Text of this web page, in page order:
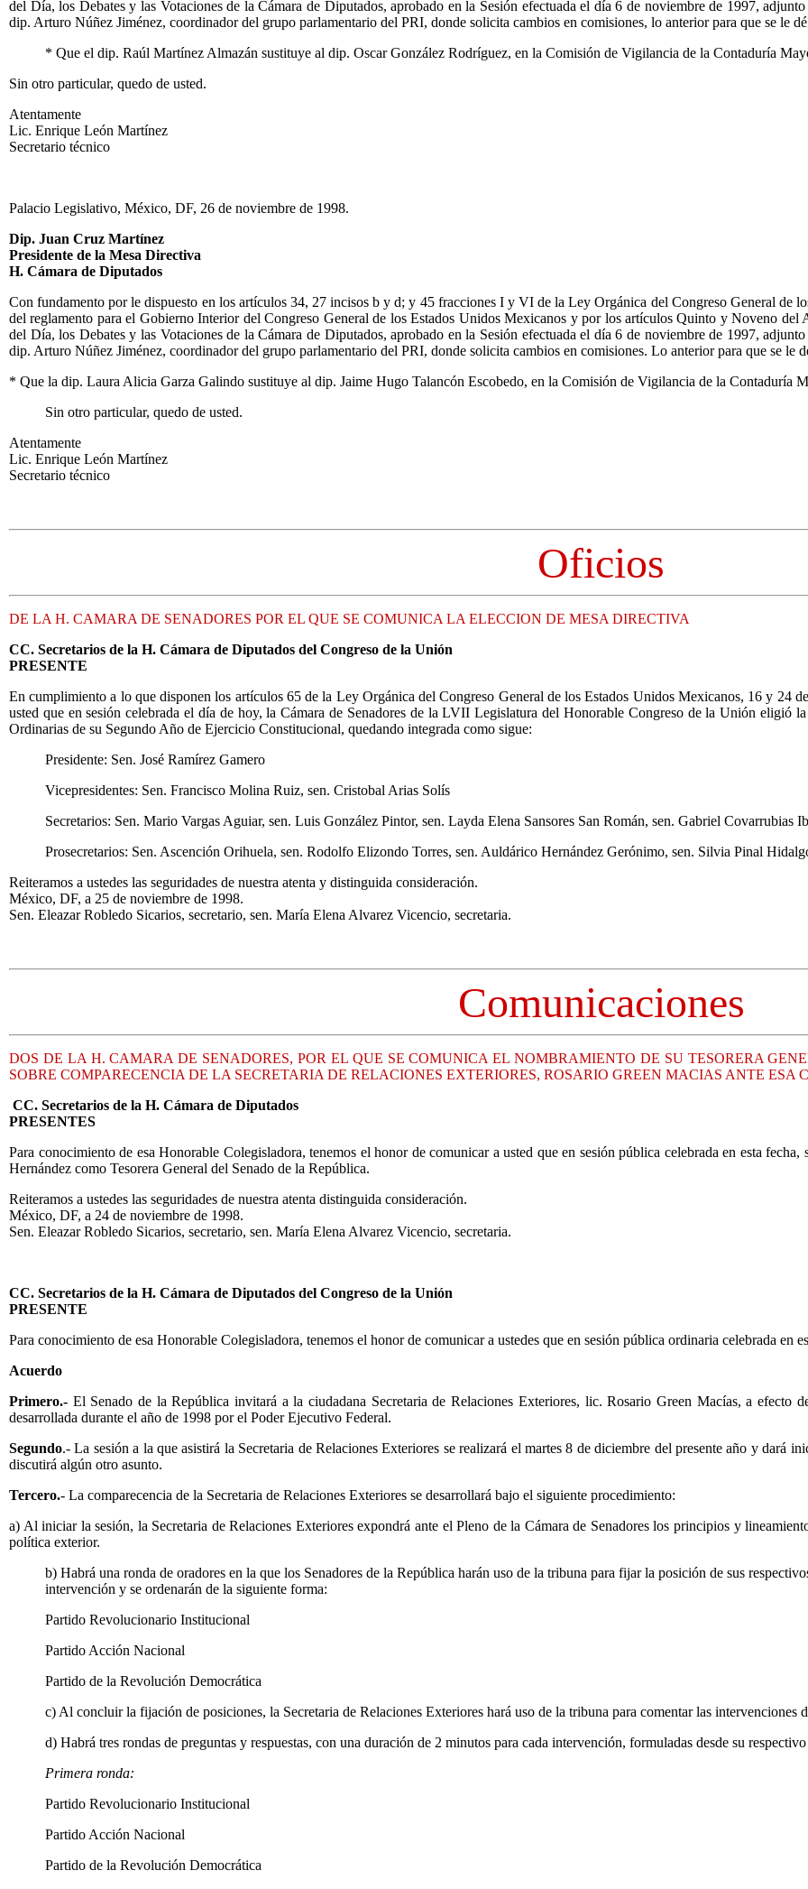
del Día, los Debates y las Votaciones de la Cámara de Diputados, aprobado en la Sesión efectuada el día 6 de noviembre de 1997,
dip. Arturo Núñez Jiménez, coordinador del grupo parlamentario del PRI, donde solicita cambios en comisiones, lo anterior para que se le
* Que el dip. Raúl Martínez Almazán sustituye al dip. Oscar González Rodríguez, en la Comisión de Vigilancia de la Contaduría
Sin otro particular, quedo de usted.
Atentamente
Lic. Enrique León Martínez
Secretario técnico
Palacio Legislativo, México, DF, 26 de noviembre de 1998.
Dip. Juan Cruz Martínez
Presidente de la Mesa Directiva
H. Cámara de Diputados
Con fundamento por le dispuesto en los artículos 34, 27 incisos b y d; y 45 fracciones I y VI de la Ley Orgánica del Congreso General de
del reglamento para el Gobierno Interior del Congreso General de los Estados Unidos Mexicanos y por los artículos Quinto y Noveno del
del Día, los Debates y las Votaciones de la Cámara de Diputados, aprobado en la Sesión efectuada el día 6 de noviembre de 1997,
dip. Arturo Núñez Jiménez, coordinador del grupo parlamentario del PRI, donde solicita cambios en comisiones. Lo anterior para que se le
* Que la dip. Laura Alicia Garza Galindo sustituye al dip. Jaime Hugo Talancón Escobedo, en la Comisión de Vigilancia de la Contaduría
Sin otro particular, quedo de usted.
Atentamente
Lic. Enrique León Martínez
Secretario técnico
Oficios
DE LA H. CAMARA DE SENADORES POR EL QUE SE COMUNICA LA ELECCION DE MESA DIRECTIVA
CC. Secretarios de la H. Cámara de Diputados del Congreso de la Unión
PRESENTE
En cumplimiento a lo que disponen los artículos 65 de la Ley Orgánica del Congreso General de los Estados Unidos Mexicanos, 16 y 24
usted que en sesión celebrada el día de hoy, la Cámara de Senadores de la LVII Legislatura del Honorable Congreso de la Unión eligió
Ordinarias de su Segundo Año de Ejercicio Constitucional, quedando integrada como sigue:
Presidente: Sen. José Ramírez Gamero
Vicepresidentes: Sen. Francisco Molina Ruiz, sen. Cristobal Arias Solís
Secretarios: Sen. Mario Vargas Aguiar, sen. Luis González Pintor, sen. Layda Elena Sansores San Román, sen. Gabriel Covarrubias
Prosecretarios: Sen. Ascención Orihuela, sen. Rodolfo Elizondo Torres, sen. Auldárico Hernández Gerónimo, sen. Silvia Pinal
Reiteramos a ustedes las seguridades de nuestra atenta y distinguida consideración.
México, DF, a 25 de noviembre de 1998.
Sen. Eleazar Robledo Sicarios, secretario, sen. María Elena Alvarez Vicencio, secretaria.
Comunicaciones
DOS DE LA H. CAMARA DE SENADORES, POR EL QUE SE COMUNICA EL NOMBRAMIENTO DE SU TESORERA
SOBRE COMPARECENCIA DE LA SECRETARIA DE RELACIONES EXTERIORES, ROSARIO GREEN MACIAS ANTE ESA
CC. Secretarios de la H. Cámara de Diputados
PRESENTES
Para conocimiento de esa Honorable Colegisladora, tenemos el honor de comunicar a usted que en sesión pública celebrada en esta
Hernández como Tesorera General del Senado de la República.
Reiteramos a ustedes las seguridades de nuestra atenta distinguida consideración.
México, DF, a 24 de noviembre de 1998.
Sen. Eleazar Robledo Sicarios, secretario, sen. María Elena Alvarez Vicencio, secretaria.
CC. Secretarios de la H. Cámara de Diputados del Congreso de la Unión
PRESENTE
Para conocimiento de esa Honorable Colegisladora, tenemos el honor de comunicar a ustedes que en sesión pública ordinaria celebrada en
Acuerdo
Primero.- El Senado de la República invitará a la ciudadana Secretaria de Relaciones Exteriores, lic. Rosario Green Macías, a efecto
desarrollada durante el año de 1998 por el Poder Ejecutivo Federal.
Segundo.- La sesión a la que asistirá la Secretaria de Relaciones Exteriores se realizará el martes 8 de diciembre del presente año y dará
discutirá algún otro asunto.
Tercero.- La comparecencia de la Secretaria de Relaciones Exteriores se desarrollará bajo el siguiente procedimiento:
a) Al iniciar la sesión, la Secretaria de Relaciones Exteriores expondrá ante el Pleno de la Cámara de Senadores los principios y
política exterior.
b) Habrá una ronda de oradores en la que los Senadores de la República harán uso de la tribuna para fijar la posición de sus
intervención y se ordenarán de la siguiente forma:
Partido Revolucionario Institucional
Partido Acción Nacional
Partido de la Revolución Democrática
c) Al concluir la fijación de posiciones, la Secretaria de Relaciones Exteriores hará uso de la tribuna para comentar las intervenciones
d) Habrá tres rondas de preguntas y respuestas, con una duración de 2 minutos para cada intervención, formuladas desde su
Primera ronda:
Partido Revolucionario Institucional
Partido Acción Nacional
Partido de la Revolución Democrática